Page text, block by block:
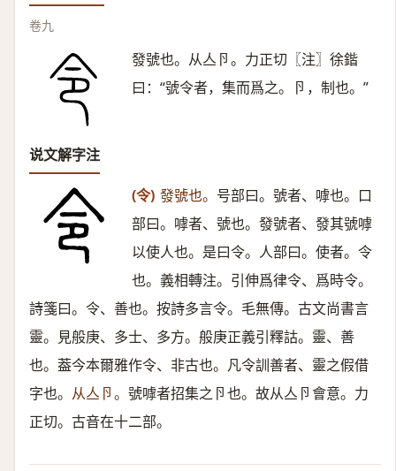
卷九
發號也。从亼卪。力正切〖注〗徐鍇
曰：“號令者，集而爲之。卪，制也。”
说文解字注
(令) 發號也。 号部曰。號者、嘑也。口
部曰。嘑者、號也。發號者、發其號嘑
以使人也。是曰令。人部曰。使者。令
也。義相轉注。引伸爲律令、爲時令。
詩箋曰。令、善也。按詩多言令。毛無傳。古文尚書言
靈。見般庚、多士、多方。般庚正義引釋詁。靈、善
也。葢今本爾雅作令、非古也。凡令訓善者、靈之假借
字也。 从亼卪。 號嘑者招集之卪也。故从亼卪會意。力
正切。古音在十二部。